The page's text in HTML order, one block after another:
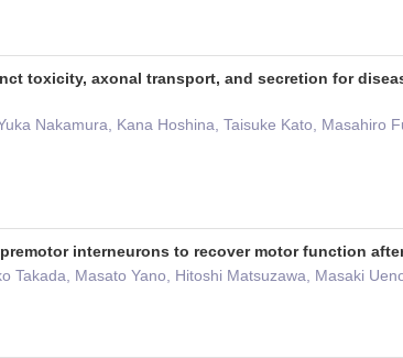
toxicity, axonal transport, and secretion for
Nakamura, Kana Hoshina, Taisuke Kato, Masahiro
interneurons to recover motor function
Takada, Masato Yano, Hitoshi Matsuzawa, Masaki